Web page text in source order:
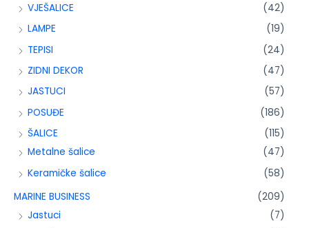
VJEŠALICE
(42)
LAMPE
(19)
TEPISI
(24)
ZIDNI DEKOR
(47)
JASTUCI
(57)
POSUĐE
(186)
ŠALICE
(115)
Metalne šalice
(47)
Keramičke šalice
(58)
MARINE BUSINESS
(209)
Jastuci
(7)